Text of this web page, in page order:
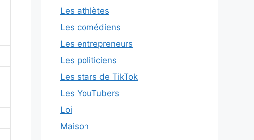
Les athlètes
Les comédiens
Les entrepreneurs
Les politiciens
Les stars de TikTok
Les YouTubers
Loi
Maison